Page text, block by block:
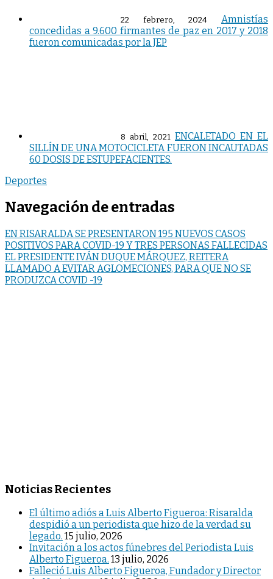
22 febrero, 2024
Amnistías
concedidas a 9.600 firmantes de paz en 2017 y 2018
fueron comunicadas por la JEP
8 abril, 2021 ENCALETADO EN EL
SILLÍN DE UNA MOTOCICLETA FUERON INCAUTADAS
60 DOSIS DE ESTUPEFACIENTES.
Deportes
Navegación de entradas
EN RISARALDA SE PRESENTARON 195 NUEVOS CASOS
POSITIVOS PARA COVID-19 Y TRES PERSONAS FALLECIDAS
EL PRESIDENTE IVÁN DUQUE MÁRQUEZ, REITERA
LLAMADO A EVITAR AGLOMECIONES, PARA QUE NO SE
PRODUZCA COVID -19
Noticias Recientes
El último adiós a Luis Alberto Figueroa: Risaralda
despidió a un periodista que hizo de la verdad su
legado. 15 julio, 2026
Invitación a los actos fúnebres del Periodista Luis
Alberto Figueroa. 13 julio, 2026
Falleció Luis Alberto Figueroa, Fundador y Director